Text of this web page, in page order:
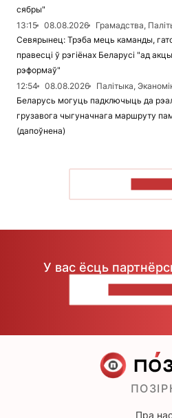
сябры"
13:15
08.08.2026
Грамадства,
Севярынец: Трэба мець каманды,
правесці ў рэгіёнах Беларусі "ад
рэформаў"
12:54
08.08.2026
Палітыка,
Беларусь могуць падключыць да
грузавога чыгуначнага маршруту
(дапоўнена)
У вас ёсць
Пра нас